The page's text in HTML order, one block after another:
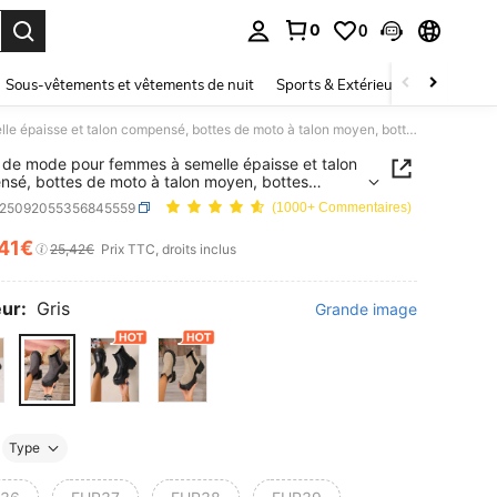
0 0
Sous-vêtements et vêtements de nuit Sports & Extérieur Enfants
Bottes de mode pour femmes à semelle épaisse et talon compensé, bottes de moto à talon moyen, bottes Chelsea à enfiler pour l'extérieur et la rue, Halloween, Trick Or Treat
mode pour femmes à semelle épaisse et talon
bottes de moto à talon moyen, bottes
à enfiler pour l'extérieur et la rue, Halloween,
Treat
(1000+ Commentaires)
AND AVAILABILITY
25,42€ Prix TTC, droits inclus
Gris Grande image
Type